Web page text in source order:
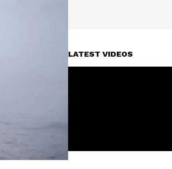
LATEST VIDEOS